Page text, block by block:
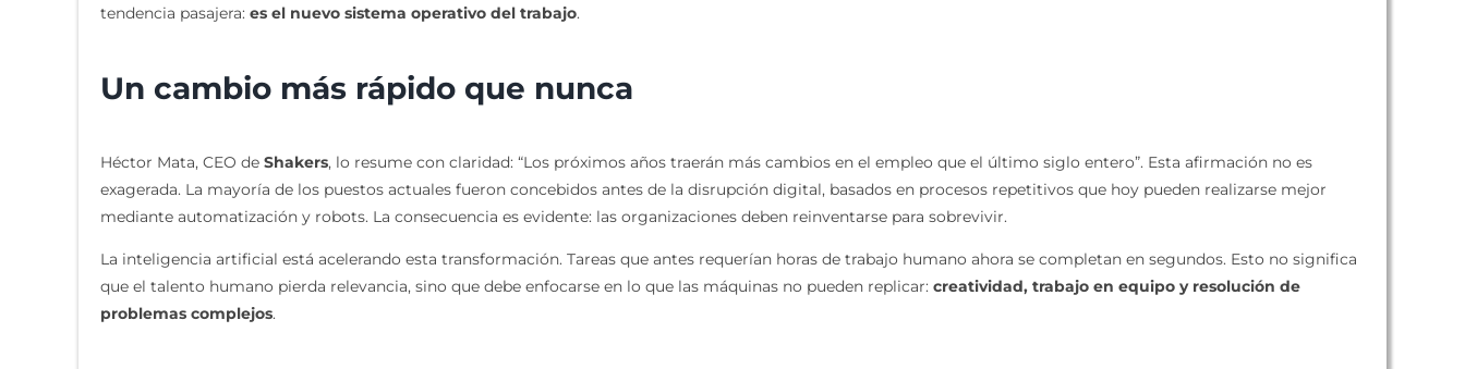
tendencia pasajera: es el nuevo sistema operativo del trabajo.
Un cambio más rápido que nunca
Héctor Mata, CEO de Shakers, lo resume con claridad: “Los próximos años traerán más cambios en el empleo que el último siglo entero”. Esta afirmación no es
exagerada. La mayoría de los puestos actuales fueron concebidos antes de la disrupción digital, basados en procesos repetitivos que hoy pueden realizarse mejor
mediante automatización y robots. La consecuencia es evidente: las organizaciones deben reinventarse para sobrevivir.
La inteligencia artificial está acelerando esta transformación. Tareas que antes requerían horas de trabajo humano ahora se completan en segundos. Esto no significa
que el talento humano pierda relevancia, sino que debe enfocarse en lo que las máquinas no pueden replicar: creatividad, trabajo en equipo y resolución de
problemas complejos.